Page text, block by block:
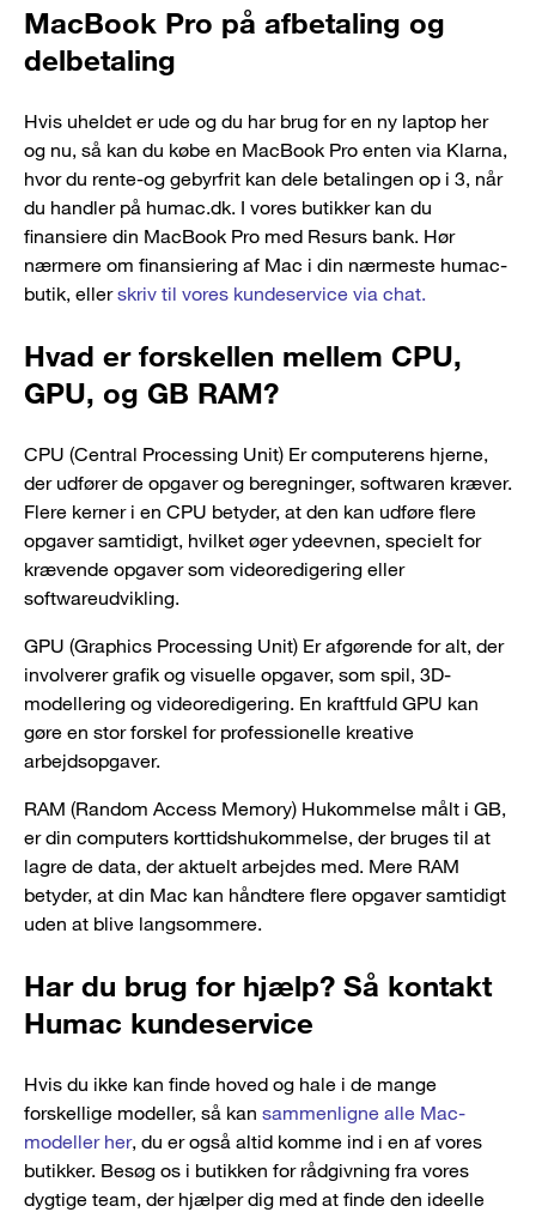
MacBook Pro på afbetaling og
delbetaling
Hvis uheldet er ude og du har brug for en ny laptop her
og nu, så kan du købe en MacBook Pro enten via Klarna,
hvor du rente-og gebyrfrit kan dele betalingen op i 3, når
du handler på humac.dk. I vores butikker kan du
finansiere din MacBook Pro med Resurs bank. Hør
nærmere om finansiering af Mac i din nærmeste humac-
butik, ellerskriv til vores kundeservice via chat.
Hvad er forskellen mellem CPU,
GPU, og GB RAM?
CPU (Central Processing Unit) Er computerens hjerne,
der udfører de opgaver og beregninger, softwaren kræver.
Flere kerner i en CPU betyder, at den kan udføre flere
opgaver samtidigt, hvilket øger ydeevnen, specielt for
krævende opgaver som videoredigering eller
softwareudvikling.
GPU (Graphics Processing Unit) Er afgørende for alt, der
involverer grafik og visuelle opgaver, som spil, 3D-
modellering og videoredigering. En kraftfuld GPU kan
gøre en stor forskel for professionelle kreative
arbejdsopgaver.
RAM (Random Access Memory) Hukommelse målt i GB,
er din computers korttidshukommelse, der bruges til at
lagre de data, der aktuelt arbejdes med. Mere RAM
betyder, at din Mac kan håndtere flere opgaver samtidigt
uden at blive langsommere.
Har du brug for hjælp? Så kontakt
Humac kundeservice
Hvis du ikke kan finde hoved og hale i de mange
forskellige modeller, så kan sammenligne alle Mac-
modeller her, du er også altid komme ind i en af vores
butikker. Besøg os i butikken for rådgivning fra vores
dygtige team, der hjælper dig med at finde den ideelle